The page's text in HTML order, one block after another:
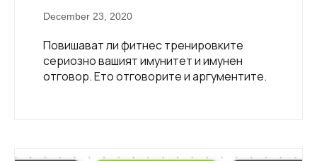
December 23, 2020
Повишават ли фитнес тренировките
сериозно вашият имунитет и имунен
отговор. Ето отговорите и аргументите.